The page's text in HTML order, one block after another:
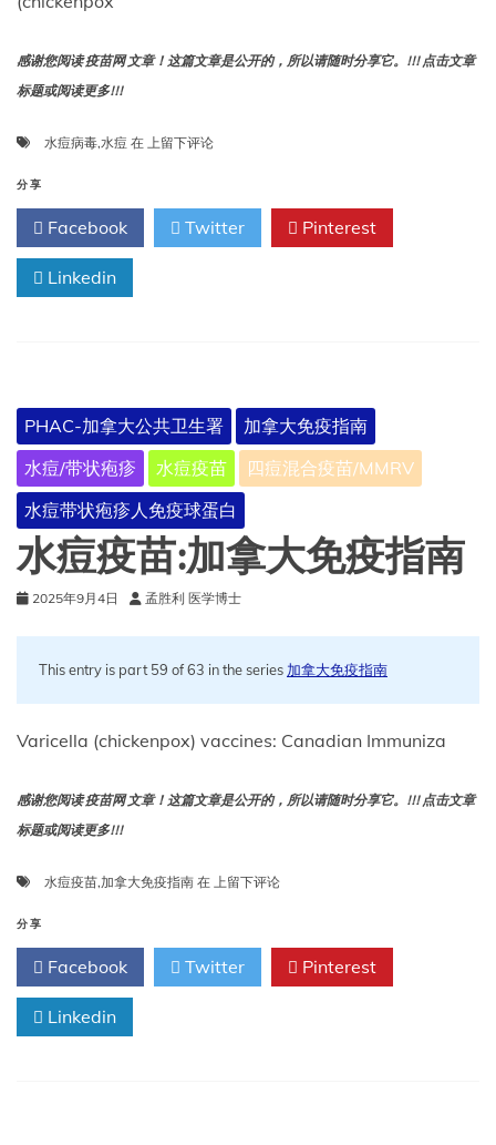
感谢您阅读 疫苗网 文章！这篇文章是公开的，所以请随时分享它。!!! 点击文章
标题或阅读更多!!!
水痘病毒,水痘 在 水
痘
毒）|
接
种
手
册
上留下评论
分享
Facebook Twitter Pinterest
Linkedin
PHAC-加拿大公共卫生署
加拿大免疫指南
水痘/带状疱疹
水痘疫苗
四痘混合疫苗/MMRV
水痘带状疱疹人免疫球蛋白
水痘疫苗:加拿大免疫指南
2025年9月4日 孟胜利 医学博士
This entry is part 59 of 63 in the series 加拿大免疫指南
Varicella (chickenpox) vaccines: Canadian Immuniza
感谢您阅读 疫苗网 文章！这篇文章是公开的，所以请随时分享它。!!! 点击文章
标题或阅读更多!!!
水痘疫苗,加拿大免疫指南 在 水
苗:
加
拿
上留下评论
分享
Facebook Twitter Pinterest
Linkedin